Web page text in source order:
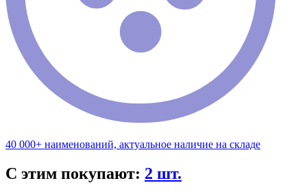
40 000+ наименований, актуальное наличие на складе
С этим покупают: 2 шт.